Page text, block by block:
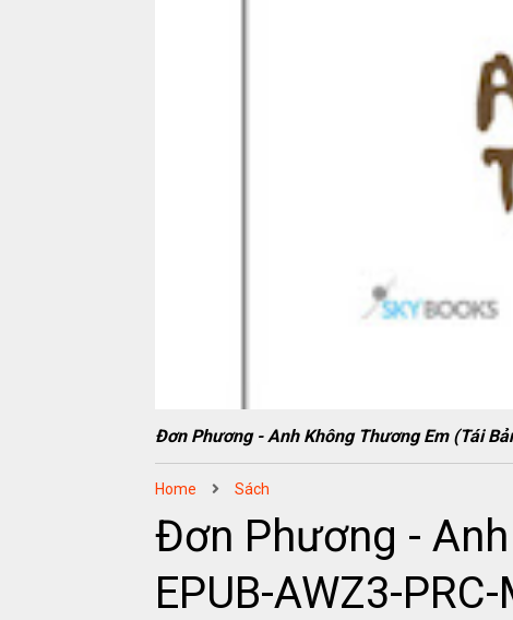
Đơn Phương - Anh Không Thương Em (Tái
Home Sách
Đơn Phương -
EPUB-AWZ3-PRC-